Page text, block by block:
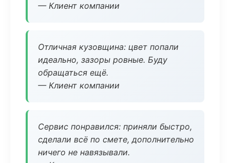
— Клиент компании
Отличная кузовщина: цвет попали
идеально, зазоры ровные. Буду
обращаться ещё.
— Клиент компании
Сервис понравился: приняли быстро,
сделали всё по смете, дополнительно
ничего не навязывали.